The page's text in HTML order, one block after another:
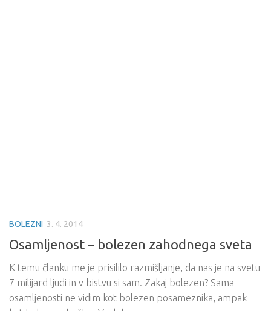
BOLEZNI 3. 4. 2014
Osamljenost – bolezen zahodnega sveta
K temu članku me je prisililo razmišljanje, da nas je na svetu
7 milijard ljudi in v bistvu si sam. Zakaj bolezen? Sama
osamljenosti ne vidim kot bolezen posameznika, ampak